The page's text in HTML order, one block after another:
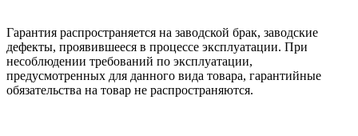
Гарантия распространяется на заводской брак, заводские
дефекты, проявившееся в процессе эксплуатации. При
несоблюдении требований по эксплуатации,
предусмотренных для данного вида товара, гарантийные
обязательства на товар не распространяются.